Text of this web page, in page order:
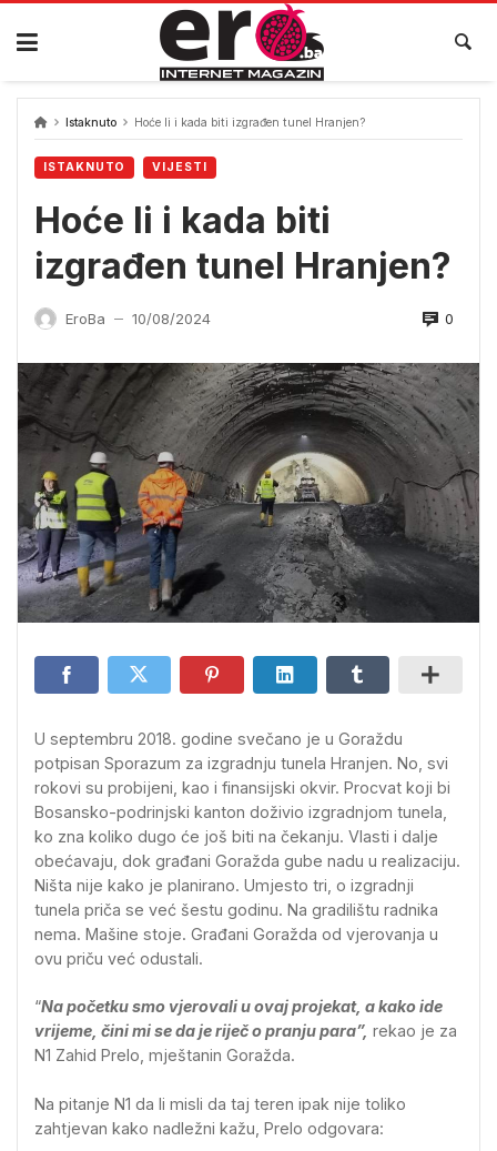
Skip
content
Istaknuto Hoće li i kada biti izgrađen tunel Hranjen?
ISTAKNUTO VIJESTI
Hoće li i kada biti
izgrađen tunel Hranjen?
EroBa — 10/08/2024 0
U septembru 2018. godine svečano je u Goraždu
potpisan Sporazum za izgradnju tunela Hranjen. No, svi
rokovi su probijeni, kao i finansijski okvir. Procvat koji bi
Bosansko-podrinjski kanton doživio izgradnjom tunela,
ko zna koliko dugo će još biti na čekanju. Vlasti i dalje
obećavaju, dok građani Goražda gube nadu u realizaciju.
Ništa nije kako je planirano. Umjesto tri, o izgradnji
tunela priča se već šestu godinu. Na gradilištu radnika
nema. Mašine stoje. Građani Goražda od vjerovanja u
ovu priču već odustali.
“Na početku smo vjerovali u ovaj projekat, a kako ide
vrijeme, čini mi se da je riječ o pranju para”, rekao je za
N1 Zahid Prelo, mještanin Goražda.
Na pitanje N1 da li misli da taj teren ipak nije toliko
zahtjevan kako nadležni kažu, Prelo odgovara: